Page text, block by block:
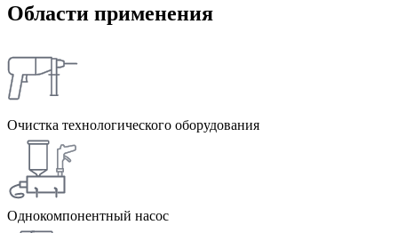
Области применения
Очистка технологического оборудования
Однокомпонентный насос